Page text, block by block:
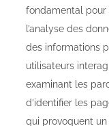
fondamental pour
l’analyse des
des informations
utilisateurs
examinant les
d’identifier les
qui provoquent